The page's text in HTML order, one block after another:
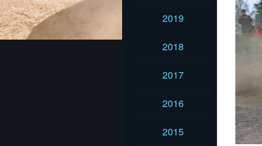
2019
2018
2017
2016
2015